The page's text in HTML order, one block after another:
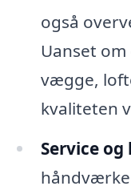
også
Uanset
vægge,
kvaliteten
Service